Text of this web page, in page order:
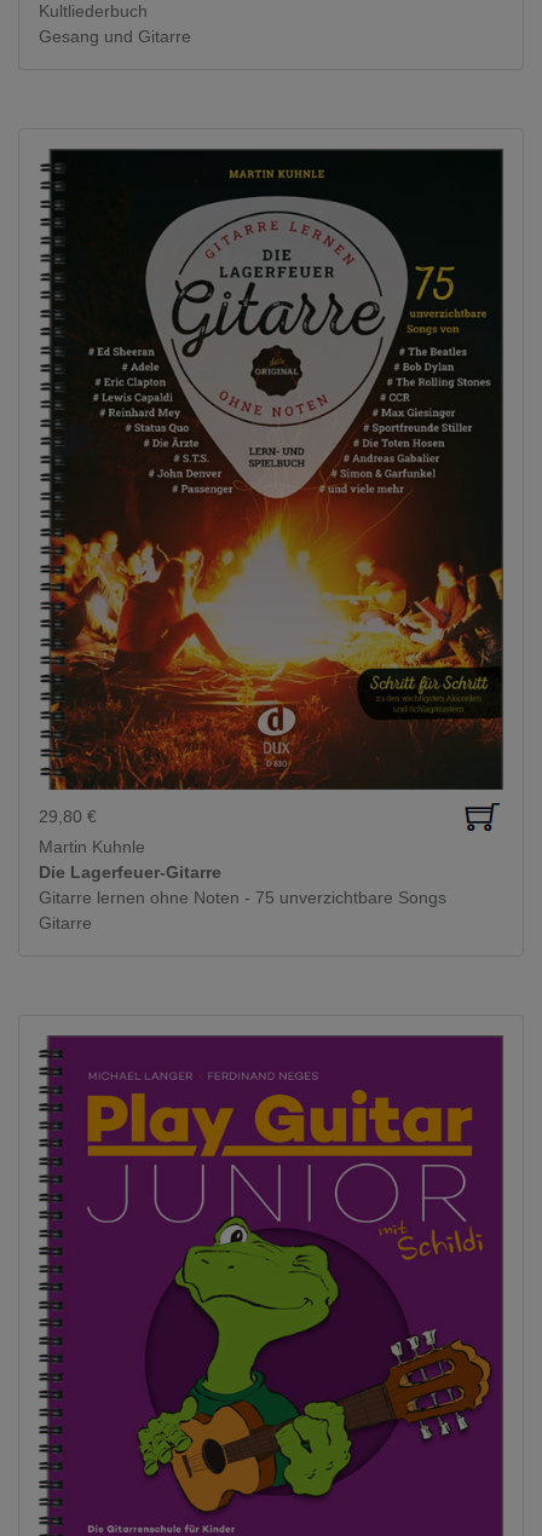
Kultliederbuch
Gesang und Gitarre
29,80 €
Martin Kuhnle
Die Lagerfeuer-Gitarre
Gitarre lernen ohne Noten - 75 unverzichtbare Songs
Gitarre